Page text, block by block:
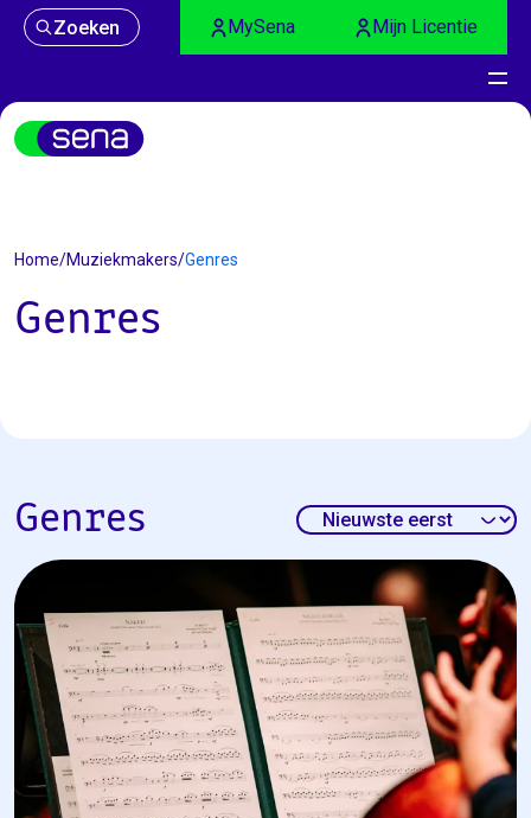
Zoeken MySena Mijn Licentie
Home/Muziekmakers/Genres
Genres
Genres